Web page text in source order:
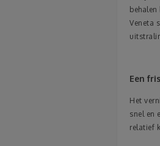
Veneta
Een
Het
snel en
relatief